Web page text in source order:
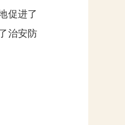
促进了
治安防